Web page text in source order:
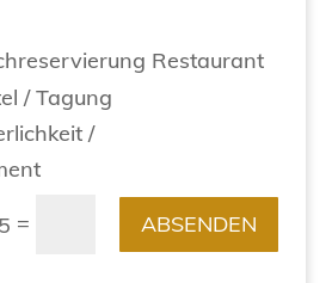
Restaurant
/ Tagung
/
= ABSENDEN